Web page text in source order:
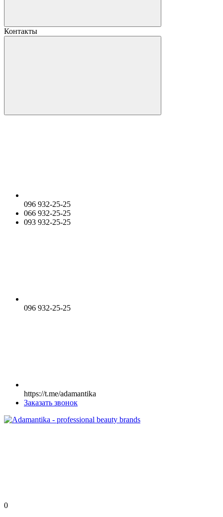
Контакты
096 932-25-25
066 932-25-25
093 932-25-25
096 932-25-25
https://t.me/adamantika
Заказать звонок
0